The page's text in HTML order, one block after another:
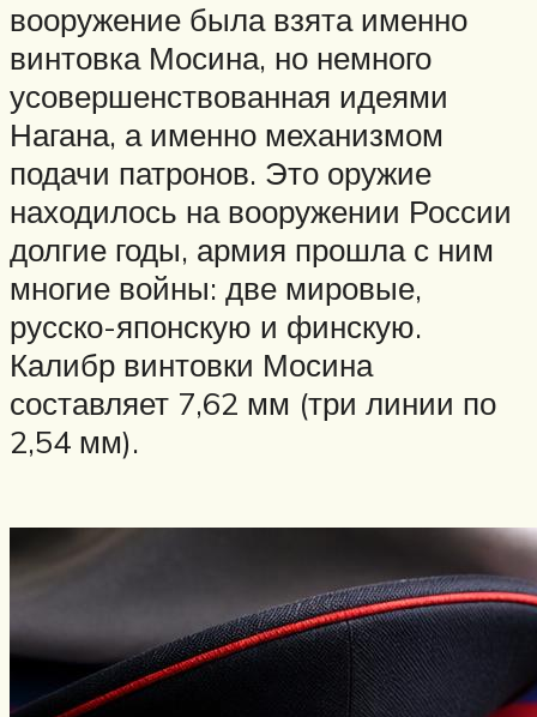
вооружение была взята именно
винтовка Мосина, но немного
усовершенствованная идеями
Нагана, а именно механизмом
подачи патронов. Это оружие
находилось на вооружении России
долгие годы, армия прошла с ним
многие войны: две мировые,
русско-японскую и финскую.
Калибр винтовки Мосина
составляет 7,62 мм (три линии по
2,54 мм).